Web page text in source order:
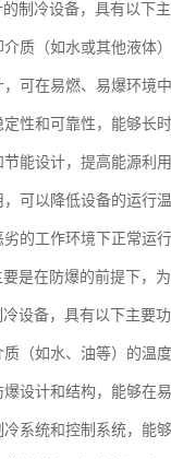
制冷设备，具有以下主
质（如水或其他液体
可在易燃、易爆环境
性和可靠性，能够长
能设计，提高能源利
可以降低设备的运行
的工作环境下正常运
是在防爆的前提下，
设备，具有以下主要功
（如水、油等）的温
设计和结构，能够在
系统和控制系统，能